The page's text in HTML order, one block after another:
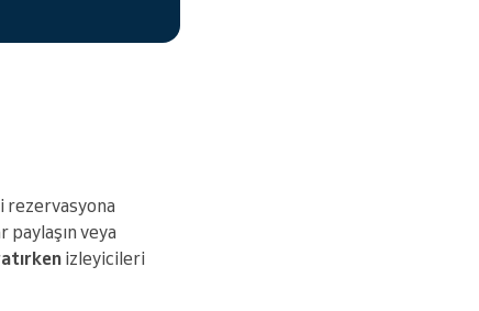
rezervasyona
paylaşın veya
izleyicileri